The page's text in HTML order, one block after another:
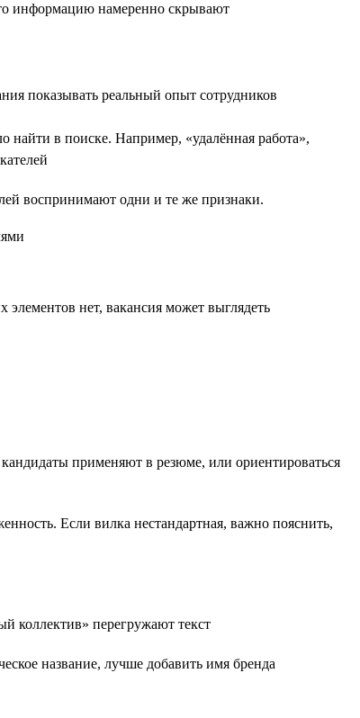
информацию намеренно скрывают
показывать реальный опыт сотрудников
в поиске. Например, «удалённая работа»,
воспринимают одни и те же признаки.
нет, вакансия может выглядеть
применяют в резюме, или ориентироваться
Если вилка нестандартная, важно пояснить,
коллектив» перегружают текст
название, лучше добавить имя бренда